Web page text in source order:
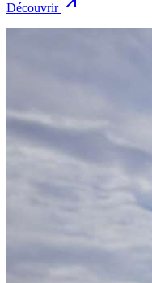
Découvrir